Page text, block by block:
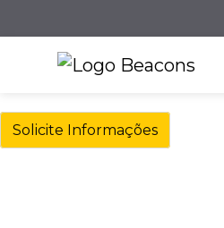
Solicite Informações